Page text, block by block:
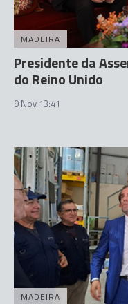
MADEIRA
Presidente da
do Reino Unido
9 Nov 13:41
MADEIRA